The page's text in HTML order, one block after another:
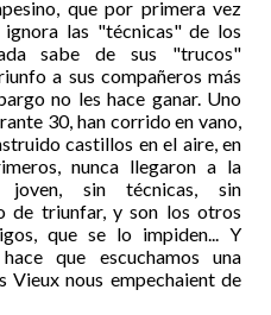
que por primera vez
ignora las "técnicas" de los
sabe de sus "trucos"
a sus compañeros más
no les hace ganar. Uno
30, han corrido en vano,
castillos en el aire, en
nunca llegaron a la
sin técnicas, sin
de triunfar, y son los otros
que se lo impiden... Y
que escuchamos una
Vieux nous empechaient de